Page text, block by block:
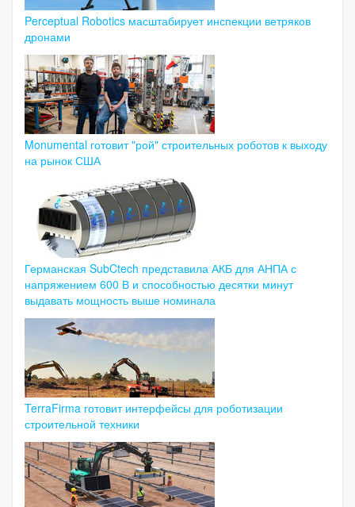
Perceptual Robotics масштабирует инспекции ветряков
дронами
Monumental готовит "рой" строительных роботов к выходу
на рынок США
Германская SubCtech представила АКБ для АНПА с
напряжением 600 В и способностью десятки минут
выдавать мощность выше номинала
TerraFirma готовит интерфейсы для роботизации
строительной техники